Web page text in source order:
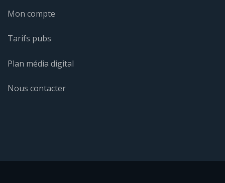
Mon compte
Tarifs pubs
Plan média digital
Nous contacter